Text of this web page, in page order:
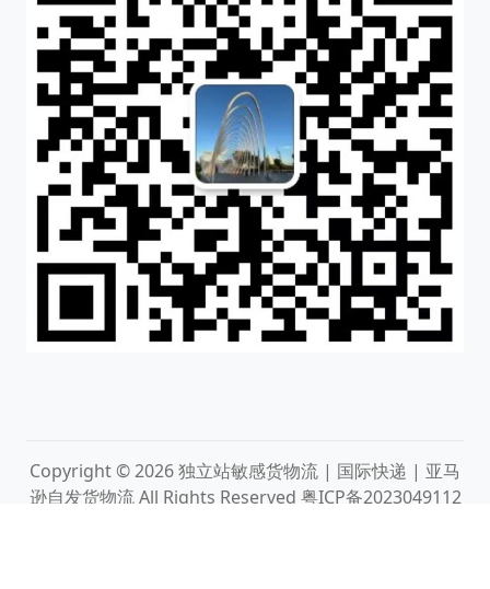
Copyright © 2026独立站敏感货物流 | 国际快递 | 亚马
逊自发货物流All Rights Reserved 粤ICP备2023049112